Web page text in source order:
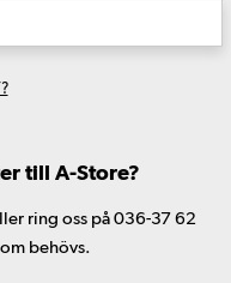
till A-Store?
ring oss på 036-37 62
behövs.